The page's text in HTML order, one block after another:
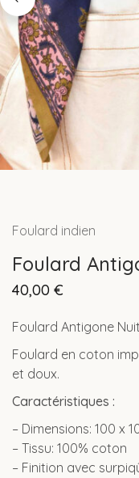
Foulard indien
Foulard
40,00 €
Foulard Antigone
Foulard en coton
et doux.
Caractéristiques :
– Dimensions: 100 x
– Tissu: 100% coton
– Finition avec